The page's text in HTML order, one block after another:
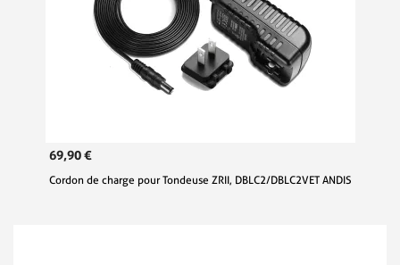
69,90 €
Cordon de charge pour Tondeuse ZRII, DBLC2/DBLC2VET ANDIS